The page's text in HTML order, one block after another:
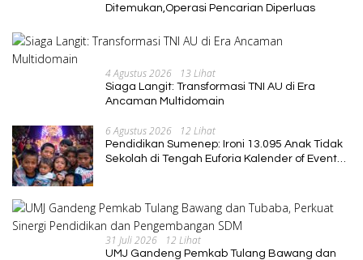
Ditemukan,Operasi Pencarian Diperluas
4 Agustus 2026 13 Lihat
Siaga Langit: Transformasi TNI AU di Era
Ancaman Multidomain
6 Agustus 2026 12 Lihat
Pendidikan Sumenep: Ironi 13.095 Anak Tidak
Sekolah di Tengah Euforia Kalender of Event
31 Juli 2026 12 Lihat
UMJ Gandeng Pemkab Tulang Bawang dan